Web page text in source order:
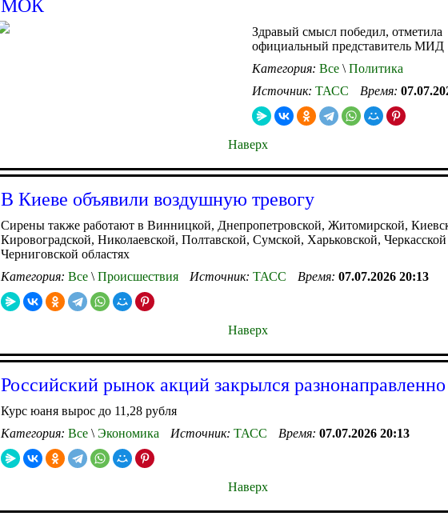
МОК
Здравый смысл победил, отметила
официальный представитель МИД
Категория: Все \ Политика
Источник: ТАСС Время:
Наверх
В Киеве объявили воздушную тревогу
Сирены также работают в Винницкой, Днепропетровской, Житомирской,
Кировоградской, Николаевской, Полтавской, Сумской, Харьковской,
Черниговской областях
Категория: Все \ Происшествия Источник: ТАСС Время: 07.07.2026 20:13
Наверх
Российский рынок акций закрылся разнонаправленно
Курс юаня вырос до 11,28 рубля
Категория: Все \ Экономика Источник: ТАСС Время: 07.07.2026 20:13
Наверх